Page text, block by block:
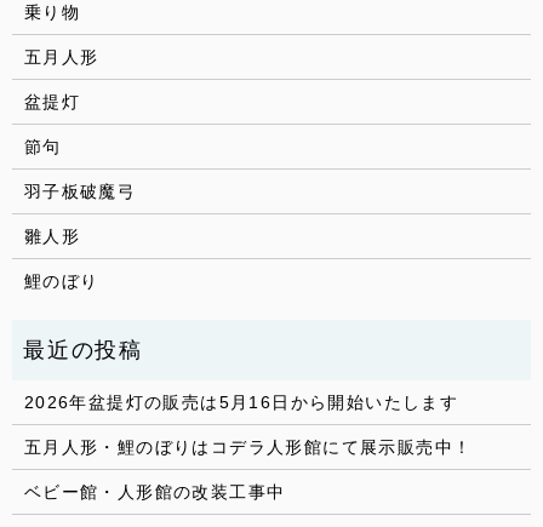
乗り物
五月人形
盆提灯
節句
羽子板破魔弓
雛人形
鯉のぼり
2026年盆提灯の販売は5月16日から開始いたします
五月人形・鯉のぼりはコデラ人形館にて展示販売中！
ベビー館・人形館の改装工事中